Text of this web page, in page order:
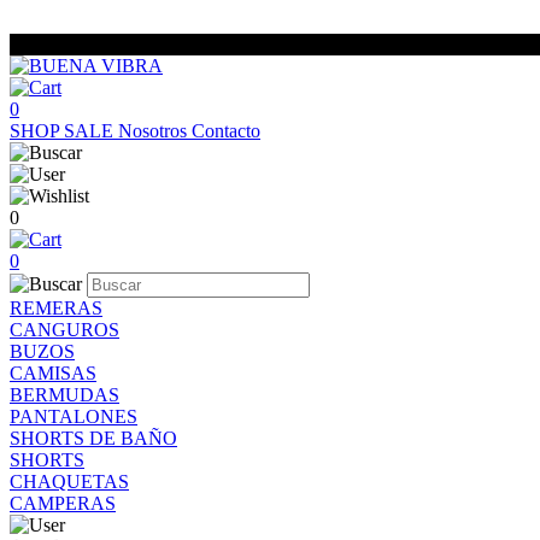
0
SHOP SALE Nosotros Contacto
0
0
REMERAS
CANGUROS
BUZOS
CAMISAS
BERMUDAS
PANTALONES
SHORTS DE BAÑO
SHORTS
CHAQUETAS
CAMPERAS